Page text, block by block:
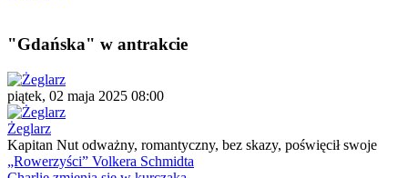
"Gdańska" w antrakcie
piątek, 02 maja 2025 08:00
Żeglarz
Kapitan Nut odważny, romantyczny, bez skazy, poświęcił swoje
„Rowerzyści” Volkera Schmidta